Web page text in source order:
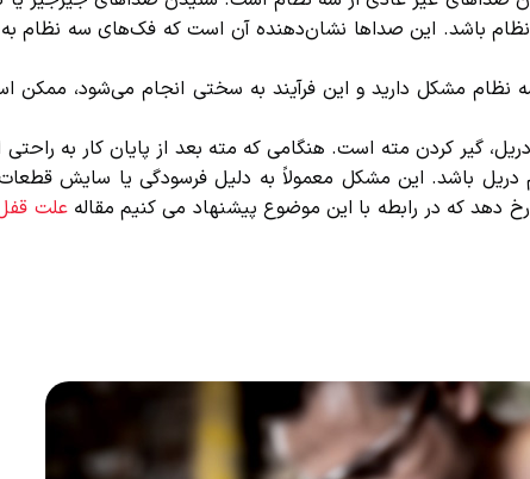
باشد. این صداها نشان‌دهنده آن است که فک‌های سه نظام به
مشکل دارید و این فرآیند به سختی انجام می‌شود، ممکن
گیر کردن مته است. هنگامی که مته بعد از پایان کار به راحتی
باشد. این مشکل معمولاً به دلیل فرسودگی یا سایش قطعات
دهد که در رابطه با این موضوع پیشنهاد می کنیم مقالهعلت